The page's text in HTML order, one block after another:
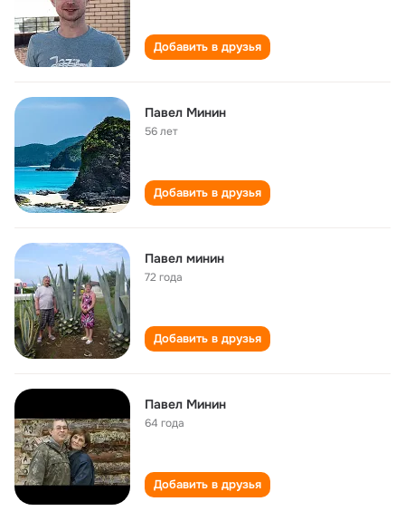
Добавить в друзья
Павел Минин
56 лет
Добавить в друзья
Павел минин
72 года
Добавить в друзья
Павел Минин
64 года
Добавить в друзья